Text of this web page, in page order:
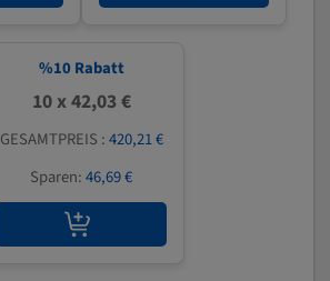
%10 Rabatt
10 x 42,03 €
GESAMTPREIS :420,21 €
Sparen:46,69 €